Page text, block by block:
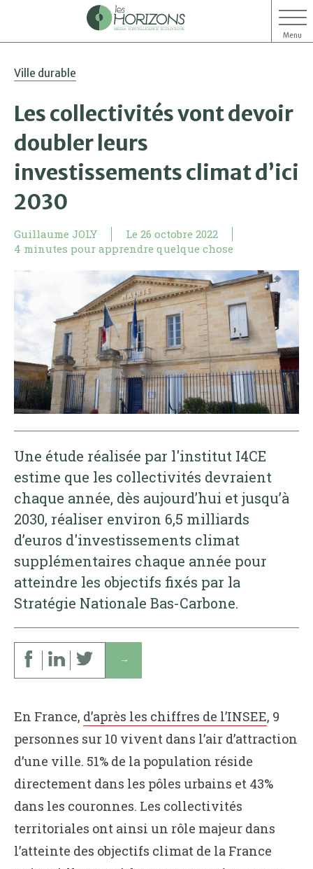
Menu
Ville durable
Les collectivités vont devoir
doubler leurs
investissements climat d’ici
2030
Guillaume JOLY Le 26 octobre 2022
4 minutes pour apprendre quelque chose
Une étude réalisée par l'institut I4CE
estime que les collectivités devraient
chaque année, dès aujourd’hui et jusqu’à
2030, réaliser environ 6,5 milliards
d’euros d'investissements climat
supplémentaires chaque année pour
atteindre les objectifs fixés par la
Stratégie Nationale Bas-Carbone.
↓
En France, d’après les chiffres de l’INSEE, 9
personnes sur 10 vivent dans l’air d’attraction
d’une ville. 51% de la population réside
directement dans les pôles urbains et 43%
dans les couronnes. Les collectivités
territoriales ont ainsi un rôle majeur dans
l’atteinte des objectifs climat de la France